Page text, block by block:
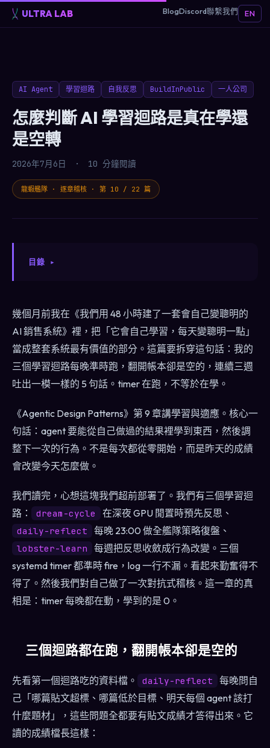
ULTRA LAB BlogDiscord聯繫我們 EN
AI Agent 學習迴路 自我反思 BuildInPublic 一人公司
怎麼判斷 AI 學習迴路是真在學還
是空轉
2026年7月6日 · 10 分鐘閱讀
龍蝦艦隊 · 逐章稽核 · 第 10 / 22 篇
目錄
幾個月前我在《我們用 48 小時建了一套會自己變聰明的
AI 銷售系統》裡，把「它會自己學習，每天變聰明一點」
當成整套系統最有價值的部分。這篇要拆穿這句話：我的
三個學習迴路每晚準時跑，翻開帳本卻是空的，連續三週
吐出一模一樣的 5 句話。timer 在跑，不等於在學。
《Agentic Design Patterns》第 9 章講學習與適應。核心一
句話：agent 要能從自己做過的結果裡學到東西，然後調
整下一次的行為。不是每次都從零開始，而是昨天的成績
會改變今天怎麼做。
我們讀完，心想這塊我們超前部署了。我們有三個學習迴
路：
dream-cycle 在深夜 GPU 閒置時預先反思、
daily-reflect 每晚 23:00 做全艦隊策略復盤、
lobster-learn
每週把反思收斂成行為改變。三個
systemd timer 都準時 fire，log 一行不漏。看起來勤奮得不
得了。然後我們對自己做了一次對抗式稽核。這一章的真
相是：timer 每晚都在動，學到的是 0。
三個迴路都在跑，翻開帳本卻是空的
先看第一個迴路吃的資料檔。 daily-reflect
每晚問自
己「哪篇貼文超標、哪篇低於目標、明天每個 agent 該打
什麼題材」，這些問題全都要有貼文成績才答得出來。它
讀的成績檔長這樣：